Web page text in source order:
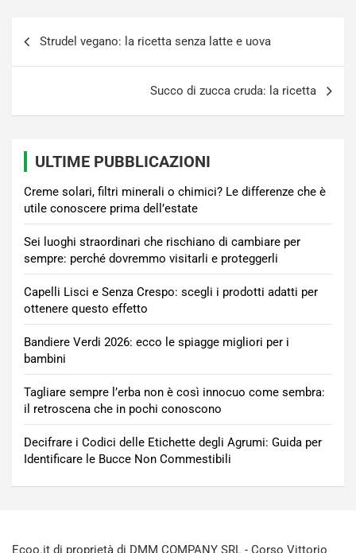
Strudel vegano: la ricetta senza latte e uova
Succo di zucca cruda: la ricetta
ULTIME PUBBLICAZIONI
Creme solari, filtri minerali o chimici? Le differenze che è
utile conoscere prima dell’estate
Sei luoghi straordinari che rischiano di cambiare per
sempre: perché dovremmo visitarli e proteggerli
Capelli Lisci e Senza Crespo: scegli i prodotti adatti per
ottenere questo effetto
Bandiere Verdi 2026: ecco le spiagge migliori per i
bambini
Tagliare sempre l’erba non è così innocuo come sembra:
il retroscena che in pochi conoscono
Decifrare i Codici delle Etichette degli Agrumi: Guida per
Identificare le Bucce Non Commestibili
Ecoo.it di proprietà di DMM COMPANY SRL - Corso Vittorio